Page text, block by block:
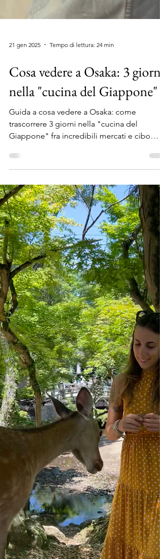
21 gen 2025 Tempo di lettura: 24 min
Cosa vedere a Osaka: 3 giorni
nella "cucina del Giappone"
Guida a cosa vedere a Osaka: come
trascorrere 3 giorni nella "cucina del
Giappone" fra incredibili mercati e cibo
sensazionale!